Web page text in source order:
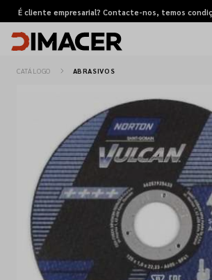
É cliente empresarial? Contacte-nos, temos
Retomas
Pedidos de cotação
Marcas
CATÁLOGO ABRASIVOS